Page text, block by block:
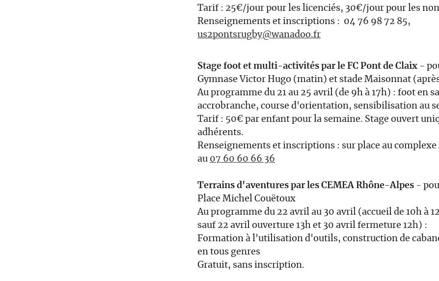
Tarif : 25€/jour pour les licenciés, 30€/jour pour les
Renseignements et inscriptions : 04 76 98 72 85,
us2pontsrugby@wanadoo.fr
Stage foot et multi-activités par le FC Pont de Claix -
Gymnase Victor Hugo (matin) et stade Maisonnat
Au programme du 21 au 25 avril (de 9h à 17h) : foot en
accrobranche, course d'orientation, sensibilisation au
Tarif : 50€ par enfant pour la semaine. Stage ouvert
adhérents.
Renseignements et inscriptions : sur place au
au 07 60 60 66 36
Terrains d'aventures par les CEMEA Rhône-Alpes -
Place Michel Couëtoux
Au programme du 22 avril au 30 avril (accueil de 10h à
sauf 22 avril ouverture 13h et 30 avril fermeture 12h) :
Formation à l'utilisation d'outils, construction de
en tous genres
Gratuit, sans inscription.